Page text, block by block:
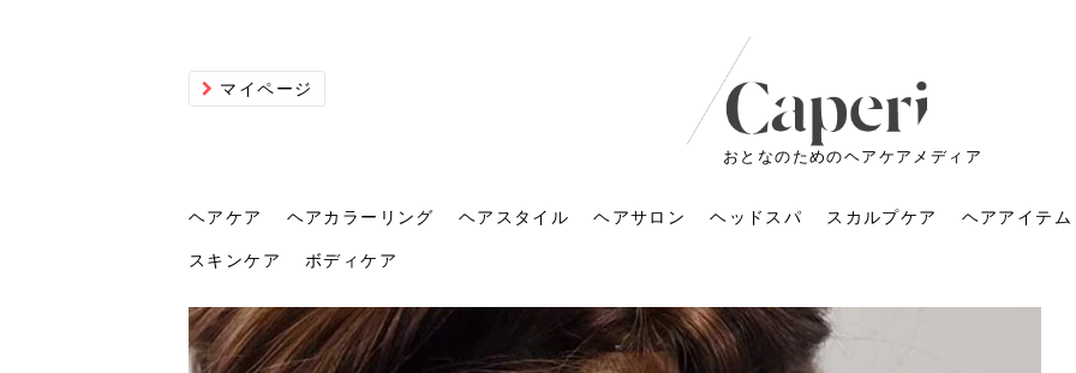
マイページ
おとなのためのヘアケアメディア
ヘアケア ヘアカラーリング ヘアスタイル ヘアサロン ヘッドスパ スカルプケア ヘアアイテム
スキンケア
スキンケア
ボディケア
ボディケア